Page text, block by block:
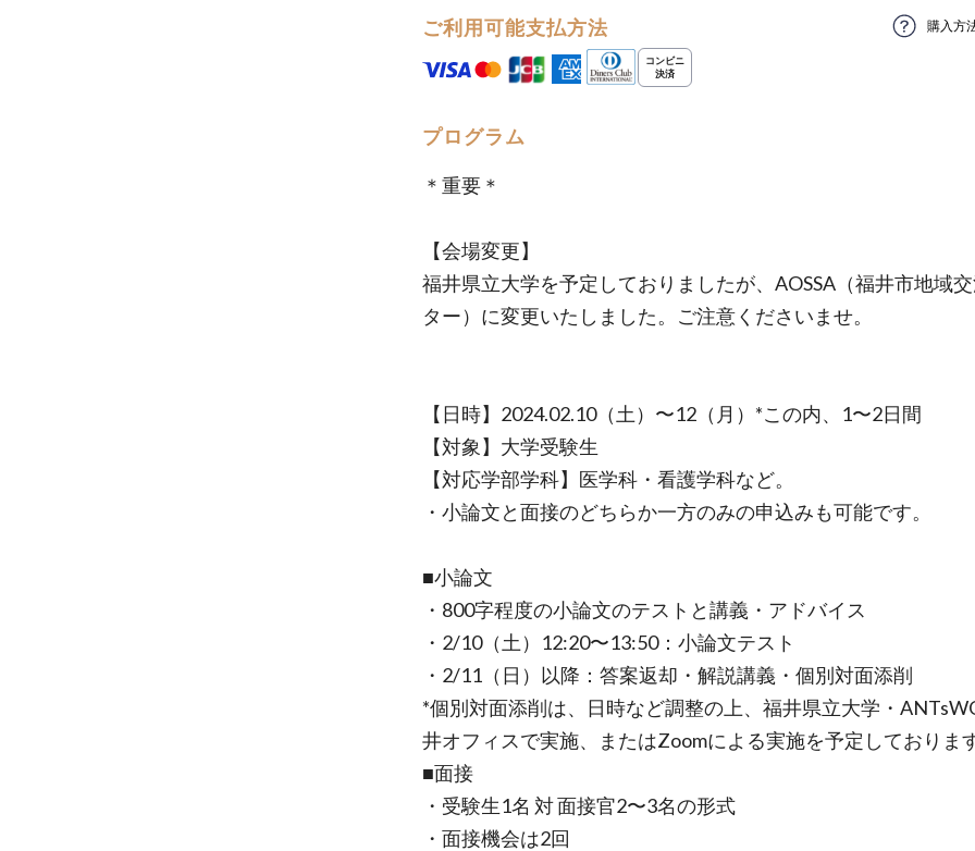
ご利用可能支払方法 購入方
プログラム
＊重要＊
【会場変更】
福井県立大学を予定しておりましたが、AOSSA（福井市地域
ター）に変更いたしました。ご注意くださいませ。
【日時】2024.02.10（土）〜12（月）*この内、1〜2日間
【対象】大学受験生
【対応学部学科】医学科・看護学科など。
・小論文と面接のどちらか一方のみの申込みも可能です。
■小論文
・800字程度の小論文のテストと講義・アドバイス
・2/10（土）12:20〜13:50：小論文テスト
・2/11（日）以降：答案返却・解説講義・個別対面添削
*個別対面添削は、日時など調整の上、福井県立大学・
井オフィスで実施、またはZoomによる実施を予定しております
■面接
・受験生1名 対 面接官2〜3名の形式
・面接機会は2回